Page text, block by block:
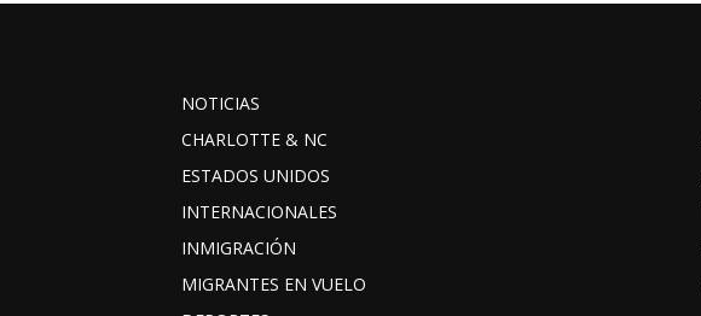
NOTICIAS
CHARLOTTE & NC
ESTADOS UNIDOS
INTERNACIONALES
INMIGRACIÓN
MIGRANTES EN VUELO